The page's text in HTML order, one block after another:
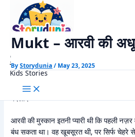
content
StoryDunia
Kids Stories
Romantic Story
Mukt – आरवी की
ByStorydunia/ May 23, 2025
Mukt: जब एक औरत का दिल टूटता है, तो वह या
नया रूप देती है। यह कहानी है एक ऐसी ही
बदला।
आरवी की मुस्कान इतनी प्यारी थी कि पहली
बंध सकता था। वह खूबसूरत थी, पर सिर्फ चेहरे